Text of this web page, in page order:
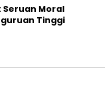
Moral
Tinggi